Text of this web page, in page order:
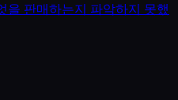
을 판매하는지 파악하지 못했